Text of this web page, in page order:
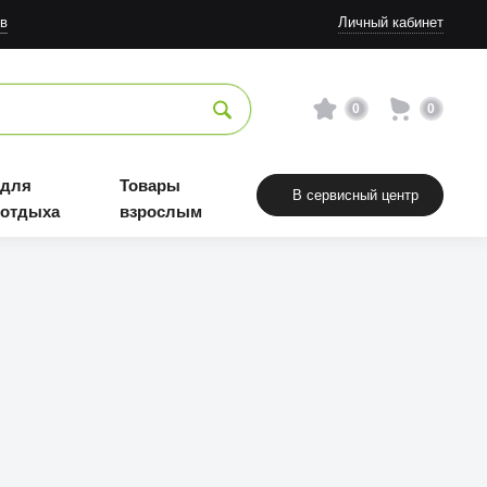
Личный кабинет
0 0
Товары
взрослым
В сервисный центр